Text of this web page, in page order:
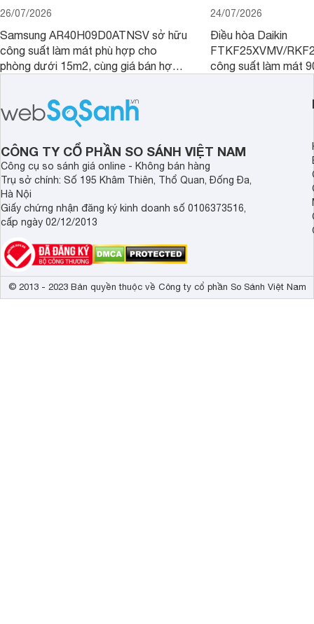
26/07/2026
Samsung AR40H09D0ATNSV sở hữu
công suất làm mát phù hợp cho
phòng dưới 15m2, cùng giá bán hợp
phòng ngủ, phòng khách gia đình.
24/07/2026
Điều hòa Daikin
FTKF25XVMV/
công suất làm mát
nhỏ dưới 15 m2.
được nhiều đại lý
CÔNG TY CỔ PHẦN SO SÁNH VIỆT NAM
Công cụ so sánh giá online - Không bán hàng
Trụ sở chính: Số 195 Khâm Thiên, Thổ Quan, Đống Đa,
Hà Nội
Giấy chứng nhận đăng ký kinh doanh số 0106373516,
cấp ngày 02/12/2013
© 2013 - 2023 Bản quyền thuộc về Công ty cổ phần So Sánh Việt Nam